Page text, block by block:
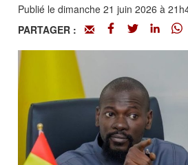
Publié le dimanche 21 juin 2026 à
PARTAGER :